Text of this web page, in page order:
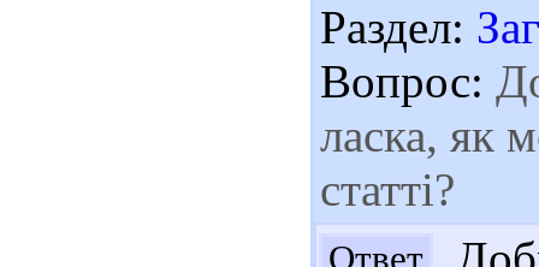
Раздел:
Вопрос:
ласка, як
статті?
Ответ